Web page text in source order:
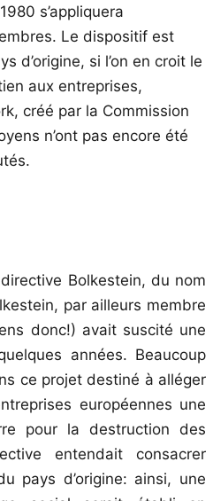
s’appliquera
Le dispositif est
d’origine, si l’on en croit le
aux entreprises,
créé par la Commission
n’ont pas encore été
Bolkestein, du nom
par ailleurs membre
donc!) avait suscité une
années. Beaucoup
ce projet destiné à alléger
européennes une
pour la destruction des
entendait consacrer
pays d’origine: ainsi, une